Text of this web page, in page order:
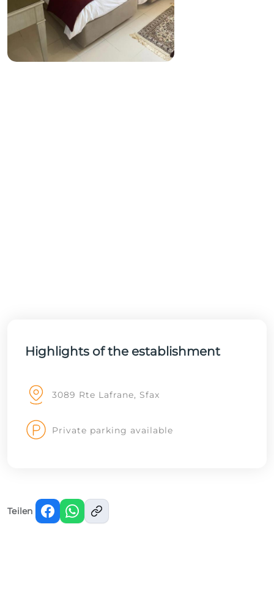
Highlights of the establishment
3089 Rte Lafrane, Sfax
Private parking available
Teilen